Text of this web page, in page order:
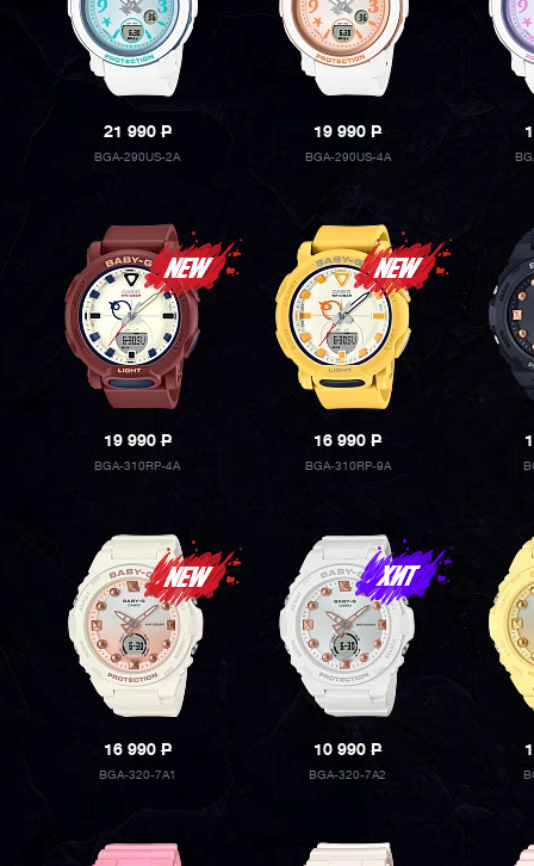
21 990P
BGA-290US-2A
19 990P
BGA-290US-4A
19 990P
BGA-310RP-4A
16 990P
BGA-310RP-9A
16 990P
BGA-320-7A1
10 990P
BGA-320-7A2